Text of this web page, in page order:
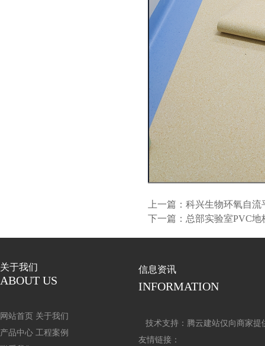
上一篇： 科兴生物环氧自流
下一篇： 总部实验室PVC
关于我们
ABOUT US
网站首页 关于我们
产品中心 工程案例
信息资讯
INFORMATION
技术支持： 腾云建站仅向商家提
友情链接：